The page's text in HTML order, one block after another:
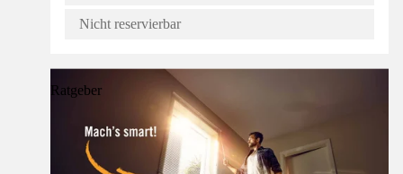
Nicht reservierbar
Ratgeber